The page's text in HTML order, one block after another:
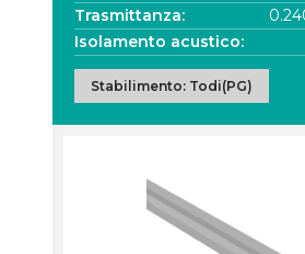
Trasmittanza:
Isolamento acustico:
Stabilimento: Todi(PG)